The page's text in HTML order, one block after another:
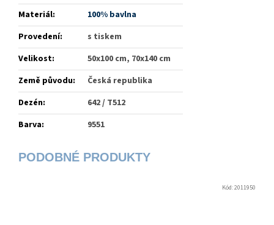
Materiál:
100% bavlna
Provedení:
s tiskem
Velikost:
50x100 cm, 70x140 cm
Země původu:
Česká republika
Dezén:
642 / T512
Barva: 9551
Kód:2011950